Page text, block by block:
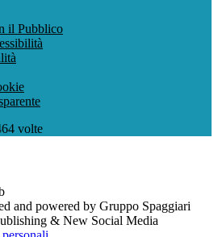
il Pubblico
volte
and powered by Gruppo Spaggiari
& New Social Media